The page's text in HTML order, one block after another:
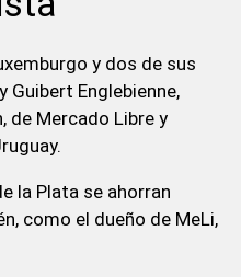
y dos de sus
Guibert Englebienne,
de Mercado Libre y
la Plata se ahorran
como el dueño de MeLi,